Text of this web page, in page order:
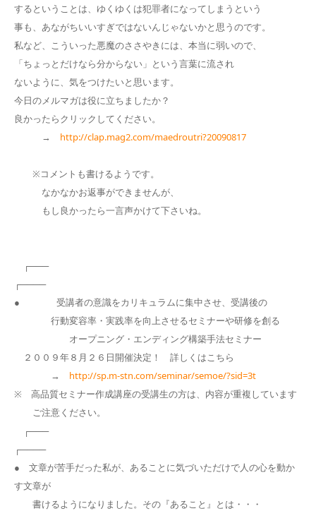
するということは、ゆくゆくは犯罪者になってしまうという
事も、あながちいいすぎではないんじゃないかと思うのです。
私など、こういった悪魔のささやきには、本当に弱いので、
「ちょっとだけなら分からない」という言葉に流され
ないように、気をつけたいと思います。
今日のメルマガは役に立ちましたか？
良かったらクリックしてください。
→ http://clap.mag2.com/maedroutri?20090817
※コメントも書けるようです。
なかなかお返事ができませんが、
もし良かったら一言声かけて下さいね。
┌───
┌────
● 受講者の意識をカリキュラムに集中させ、受講後の
行動変容率・実践率を向上させるセミナーや研修を創る
オープニング・エンディング構築手法セミナー
２００９年８月２６日開催決定！ 詳しくはこちら
→ http://sp.m-stn.com/seminar/semoe/?sid=3t
※ 高品質セミナー作成講座の受講生の方は、内容が重複しています
ご注意ください。
┌───
┌────
● 文章が苦手だった私が、あることに気づいただけで人の心を動か
す文章が
書けるようになりました。その『あること』とは・・・